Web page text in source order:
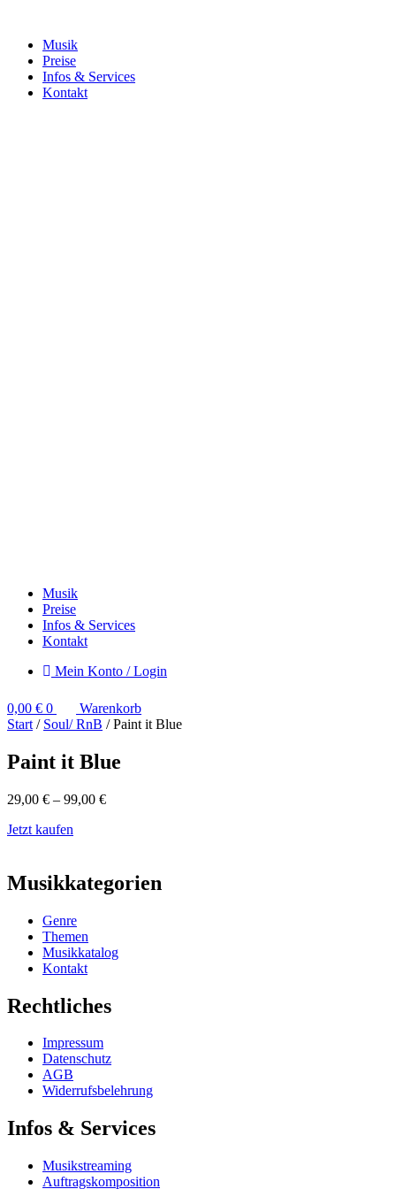
Musik
Preise
Infos & Services
Kontakt
Musik
Preise
Infos & Services
Kontakt
Mein Konto / Login
0,00 € 0
Warenkorb
Start / Soul/ RnB / Paint it Blue
Paint it Blue
29,00 € – 99,00 €
Jetzt kaufen
Musikkategorien
Genre
Themen
Musikkatalog
Kontakt
Rechtliches
Impressum
Datenschutz
AGB
Widerrufsbelehrung
Infos & Services
Musikstreaming
Auftragskomposition